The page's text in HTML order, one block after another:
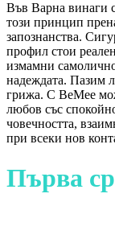
Във Варна винаги
този принцип
запознанства.
профил стои
измамни
надеждата. Пазим
грижа. С BeMee
любов със
човечността,
при всеки нов
Първа